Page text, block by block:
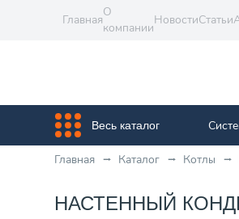
Главная
О
компании
НовостиСтатьи
Весь каталог
Главная Каталог Котлы
НАСТЕННЫЙ